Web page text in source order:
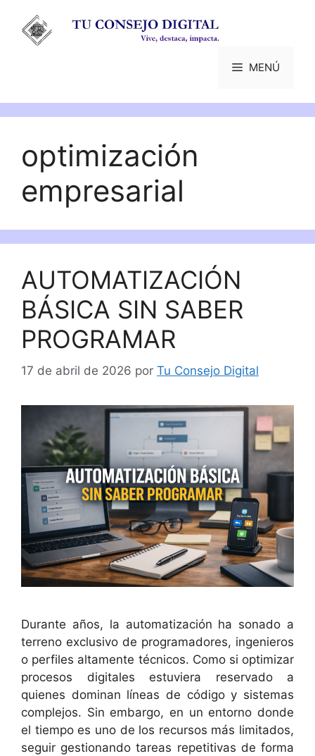
contenido
MENÚ
optimización
empresarial
AUTOMATIZACIÓN
BÁSICA SIN SABER
PROGRAMAR
17 de abril de 2026 por Tu Consejo Digital
Durante años, la automatización ha sonado a
terreno exclusivo de programadores, ingenieros
o perfiles altamente técnicos. Como si optimizar
procesos digitales estuviera reservado a
quienes dominan líneas de código y sistemas
complejos. Sin embargo, en un entorno donde
el tiempo es uno de los recursos más limitados,
seguir gestionando tareas repetitivas de forma